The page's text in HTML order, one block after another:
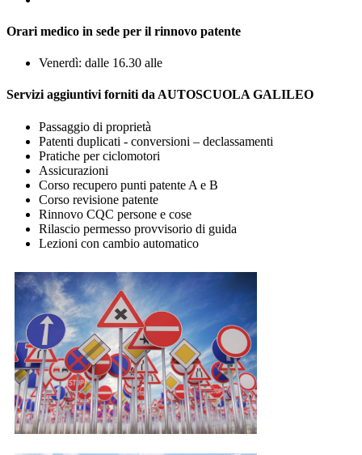
Orari medico in sede per il rinnovo patente
Venerdì: dalle 16.30 alle
Servizi aggiuntivi forniti da AUTOSCUOLA GALILEO
Passaggio di proprietà
Patenti duplicati - conversioni – declassamenti
Pratiche per ciclomotori
Assicurazioni
Corso recupero punti patente A e B
Corso revisione patente
Rinnovo CQC persone e cose
Rilascio permesso provvisorio di guida
Lezioni con cambio automatico